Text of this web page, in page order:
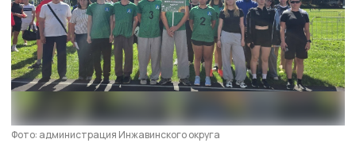
Фото: администрация Инжавинского округа